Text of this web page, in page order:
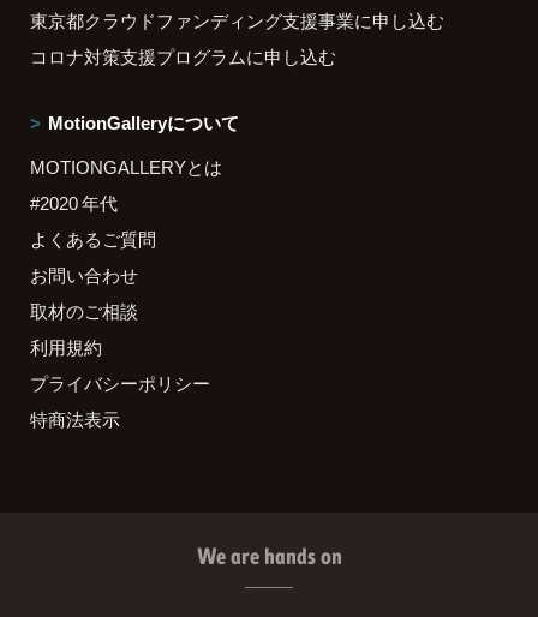
東京都クラウドファンディング支援事業に申し込む
コロナ対策支援プログラムに申し込む
MotionGalleryについて
MOTIONGALLERYとは
#2020 年代
よくあるご質問
お問い合わせ
取材のご相談
利用規約
プライバシーポリシー
特商法表示
We are hands on